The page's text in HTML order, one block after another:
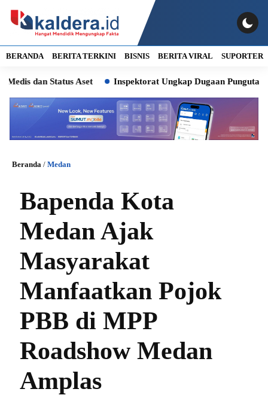
BERANDA BERITA TERKINI BISNIS BERITA VIRAL SUPORTER
Status Aset Inspektorat Ungkap Dugaan Pungutan Liar,
Beranda / Medan
Bapenda Kota
Medan Ajak
Masyarakat
Manfaatkan Pojok
PBB di MPP
Roadshow Medan
Amplas